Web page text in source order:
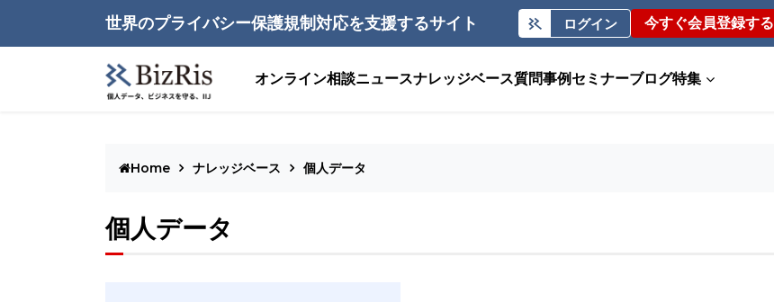
世界のプライバシー保護規制対応を支援するサイト ログイン 今すぐ会員登録する
オンライン相談ニュースナレッジベース質問事例 セミナーブログ特集
Home ナレッジベース 個人データ
個人データ